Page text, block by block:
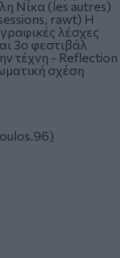
Νίκα (les autres)
rawt) Η
λέσχες
3ο φεστιβάλ
τέχνη - Reflection
σχέση
)